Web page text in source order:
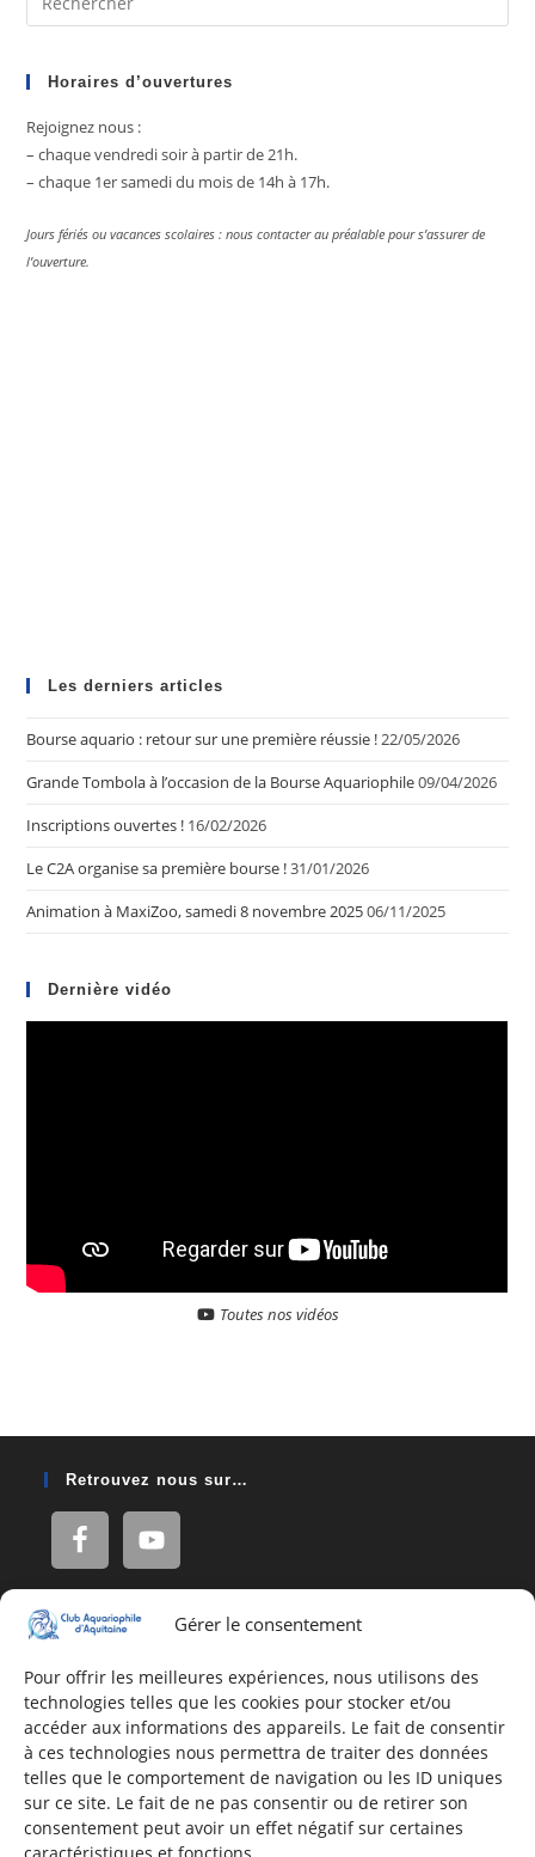
Gérer le consentement
Pour offrir les meilleures expériences, nous utilisons des
technologies telles que les cookies pour stocker et/ou
accéder aux informations des appareils. Le fait de consentir
à ces technologies nous permettra de traiter des données
telles que le comportement de navigation ou les ID uniques
sur ce site. Le fait de ne pas consentir ou de retirer son
consentement peut avoir un effet négatif sur certaines
Horaires d’ouvertures
Rejoignez nous :
– chaque vendredi soir à partir de 21h.
– chaque 1er samedi du mois de 14h à 17h.
Jours fériés ou vacances scolaires : nous contacter au préalable pour s’assurer de
l’ouverture.
Les derniers articles
Bourse aquario : retour sur une première réussie !22/05/2026
Grande Tombola à l’occasion de la Bourse Aquariophile09/04/2026
Inscriptions ouvertes ! 16/02/2026
Le C2A organise sa première bourse !31/01/2026
Animation à MaxiZoo, samedi 8 novembre 202506/11/2025
Dernière vidéo
Toutes nos vidéos
Retrouvez nous sur…
Adresse
16, Rue Léon Blum
33140 Villenave d'Ornon
Nous contacter
Formulaire de contact